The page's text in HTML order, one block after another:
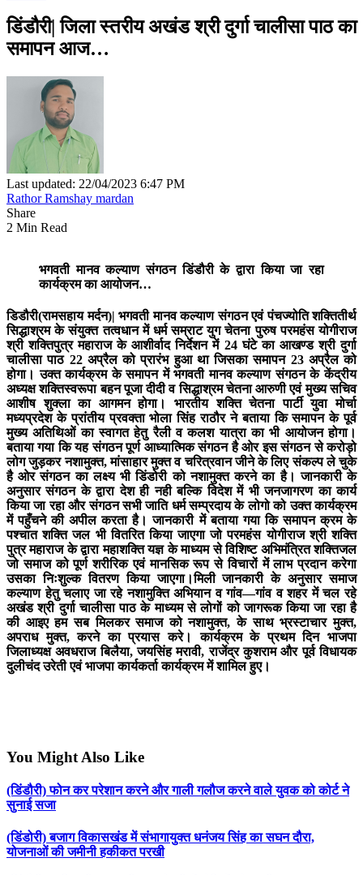
डिंडौरी| जिला स्तरीय अखंड श्री दुर्गा चालीसा पाठ का
समापन आज…
Last updated: 22/04/2023 6:47 PM
Rathor Ramshay mardan
Share
2 Min Read
भगवती मानव कल्याण संगठन डिंडौरी के द्वारा किया जा रहा
कार्यक्रम का आयोजन…
डिडौरी(रामसहाय मर्दन)| भगवती मानव कल्याण संगठन एवं पंचज्योति शक्तितीर्थ
सिद्धाश्रम के संयुक्त तत्वधान में धर्म सम्राट युग चेतना पुरुष परमहंस योगीराज
श्री शक्तिपुत्र महाराज के आशीर्वाद निर्देशन में 24 घंटे का आखण्ड श्री दुर्गा
चालीसा पाठ 22 अप्रैल को प्रारंभ हुआ था जिसका समापन 23 अप्रैल को
होगा। उक्त कार्यक्रम के समापन में भगवती मानव कल्याण संगठन के केंद्रीय
अध्यक्ष शक्तिस्वरूपा बहन पूजा दीदी व सिद्धाश्रम चेतना आरुणी एवं मुख्य सचिव
आशीष शुक्ला का आगमन होगा। भारतीय शक्ति चेतना पार्टी युवा मोर्चा
मध्यप्रदेश के प्रांतीय प्रवक्ता भोला सिंह राठौर ने बताया कि समापन के पूर्व
मुख्य अतिथिओं का स्वागत हेतु रैली व कलश यात्रा का भी आयोजन होगा।
बताया गया कि यह संगठन पूर्ण आध्यात्मिक संगठन है ओर इस संगठन से करोड़ो
लोग जुड़कर नशामुक्त, मांसाहार मुक्त व चरित्रवान जीने के लिए संकल्प ले चुके
है ओर संगठन का लक्ष्य भी डिंडोरी को नशामुक्त करने का है। जानकारी के
अनुसार संगठन के द्वारा देश ही नही बल्कि विदेश में भी जनजागरण का कार्य
किया जा रहा और संगठन सभी जाति धर्म सम्प्रदाय के लोगो को उक्त कार्यक्रम
में पहुँचने की अपील करता है। जानकारी में बताया गया कि समापन क्रम के
पश्चात शक्ति जल भी वितरित किया जाएगा जो परमहंस योगीराज श्री शक्ति
पुत्र महाराज के द्वारा महाशक्ति यज्ञ के माध्यम से विशिष्ट अभिमंत्रित शक्तिजल
जो समाज को पूर्ण शरीरिक एवं मानसिक रूप से विचारों में लाभ प्रदान करेगा
उसका निःशुल्क वितरण किया जाएगा।मिली जानकारी के अनुसार समाज
कल्याण हेतु चलाए जा रहे नशामुक्ति अभियान व गांव—गांव व शहर में चल रहे
अखंड श्री दुर्गा चालीसा पाठ के माध्यम से लोगों को जागरूक किया जा रहा है
की आइए हम सब मिलकर समाज को नशामुक्त, के साथ भ्रस्टाचार मुक्त,
अपराध मुक्त, करने का प्रयास करे। कार्यक्रम के प्रथम दिन भाजपा
जिलाध्यक्ष अवधराज बिलैया, जयसिंह मरावी, राजेंद्र कुशराम और पूर्व विधायक
दुलीचंद उरेती एवं भाजपा कार्यकर्ता कार्यक्रम में शामिल हुए।
You Might Also Like
(डिंडौरी) फोन कर परेशान करने और गाली गलौज करने वाले युवक को कोर्ट ने
सुनाई सजा
(डिंडोरी) बजाग विकासखंड में संभागायुक्त धनंजय सिंह का सघन दौरा,
योजनाओं की जमीनी हकीकत परखी